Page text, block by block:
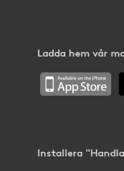
Ladda hem vår
Installera